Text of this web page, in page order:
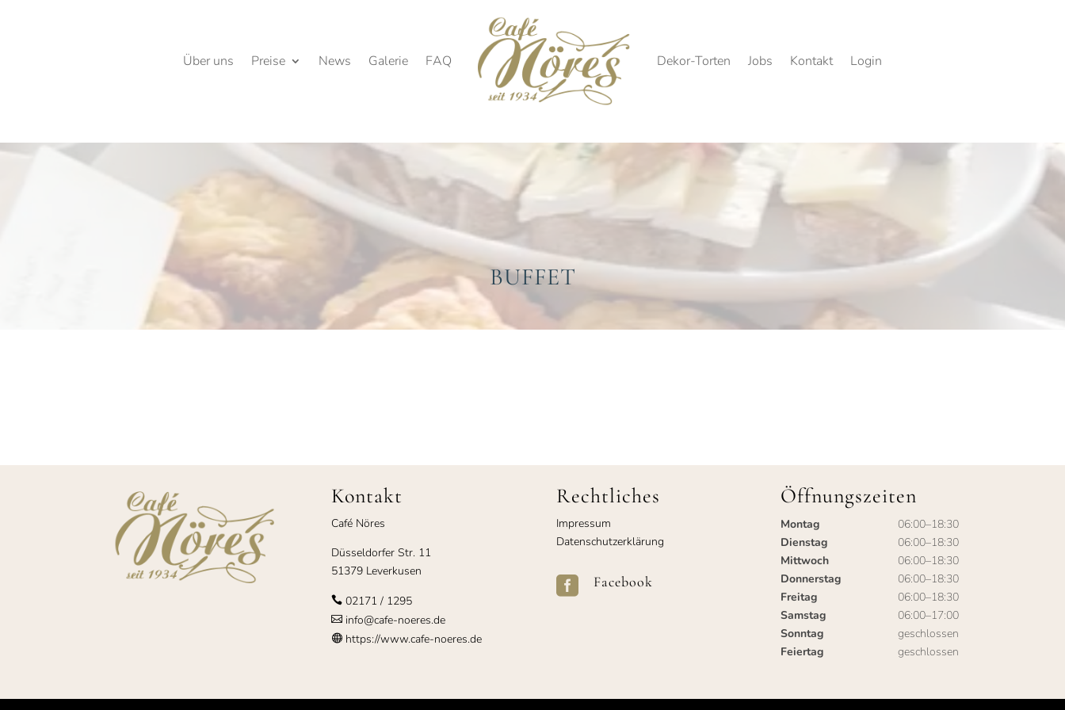
Über uns Preise News Galerie FAQ Dekor-Torten Jobs Kontakt Login
BUFFET
Kontakt
Café Nöres
Düsseldorfer Str. 11
51379 Leverkusen
 02171 / 1295
info@cafe-noeres.de
https://www.cafe-noeres.de
Rechtliches
Impressum
Datenschutzerklärung
 Facebook
Öffnungszeiten
Montag
06:00–18:30
Dienstag
06:00–18:30
Mittwoch
06:00–18:30
Donnerstag
06:00–18:30
Freitag
06:00–18:30
Samstag
06:00–17:00
Sonntag
geschlossen
Feiertag
geschlossen